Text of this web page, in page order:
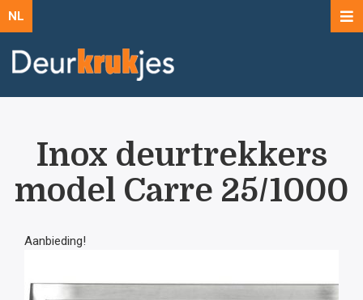
NL
Inox deurtrekkers
model Carre 25/1000
Aanbieding!